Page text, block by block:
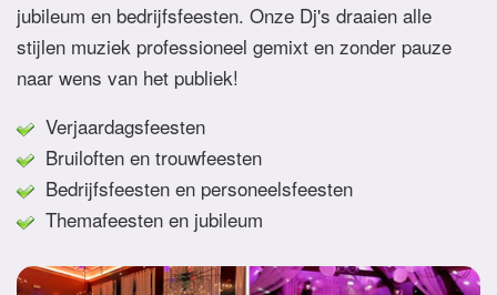
jubileum en bedrijfsfeesten. Onze Dj's draaien alle
stijlen muziek professioneel gemixt en zonder pauze
naar wens van het publiek!
Verjaardagsfeesten
Bruiloften en trouwfeesten
Bedrijfsfeesten en personeelsfeesten
Themafeesten en jubileum